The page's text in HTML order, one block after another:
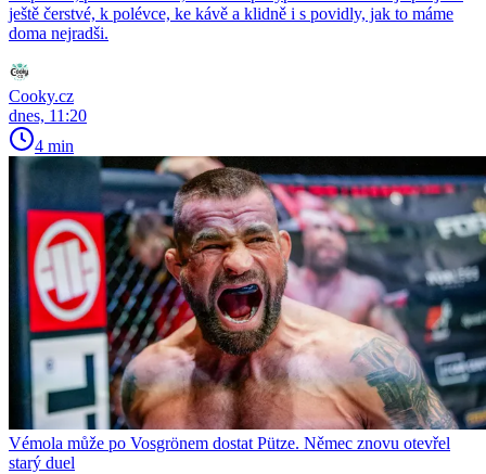
ještě čerstvé, k polévce, ke kávě a klidně i s povidly, jak to máme
doma nejradši.
Cooky.cz
dnes, 11:20
4 min
Vémola může po Vosgrönem dostat Pütze. Němec znovu otevřel
starý duel